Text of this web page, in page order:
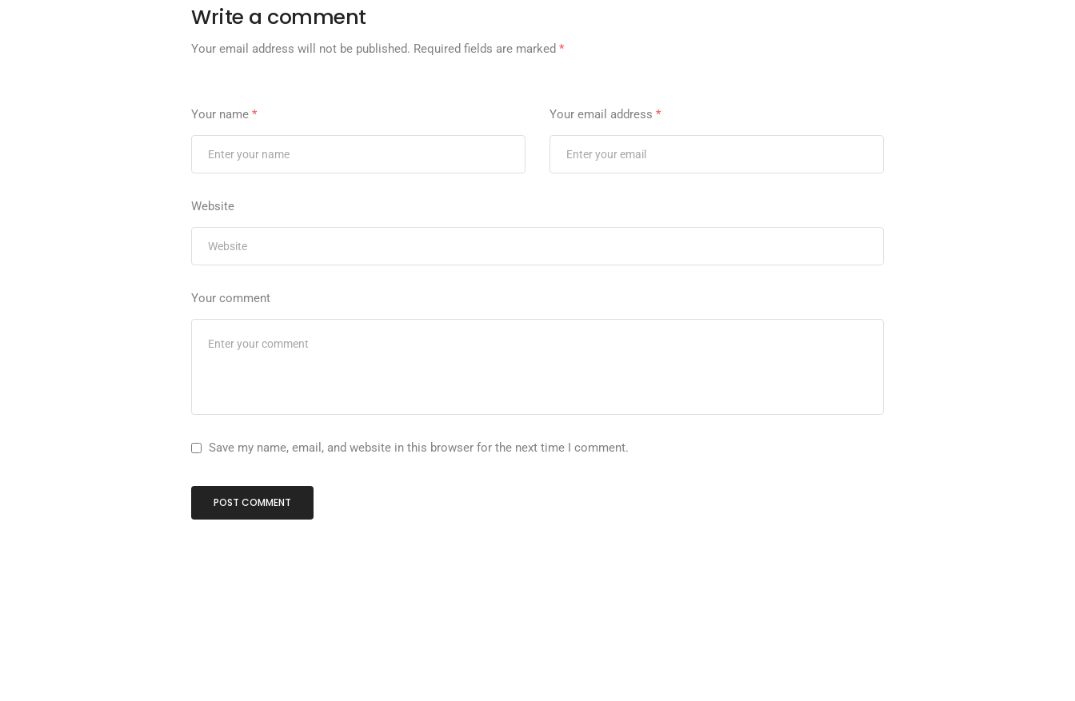
Write a comment
Your email address will not be published. Required fields are marked*
Your name* Your email address *
Website
Your comment
Save my name, email, and website in this browser for the next time I comment.